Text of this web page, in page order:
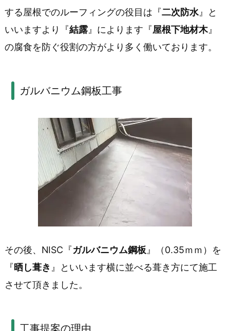
する屋根でのルーフィングの役目は『二次防水 』と
いいますより『結露 』によります『屋根下地材木』
の腐食を防ぐ役割の方がより多く働いております。
ガルバニウム鋼板工事
その後、NISC『ガルバニウム鋼板 』（0.35ｍｍ）を
『晒し葺き 』といいます横に並べる葺き方にて施工
させて頂きました。
工事提案の理由